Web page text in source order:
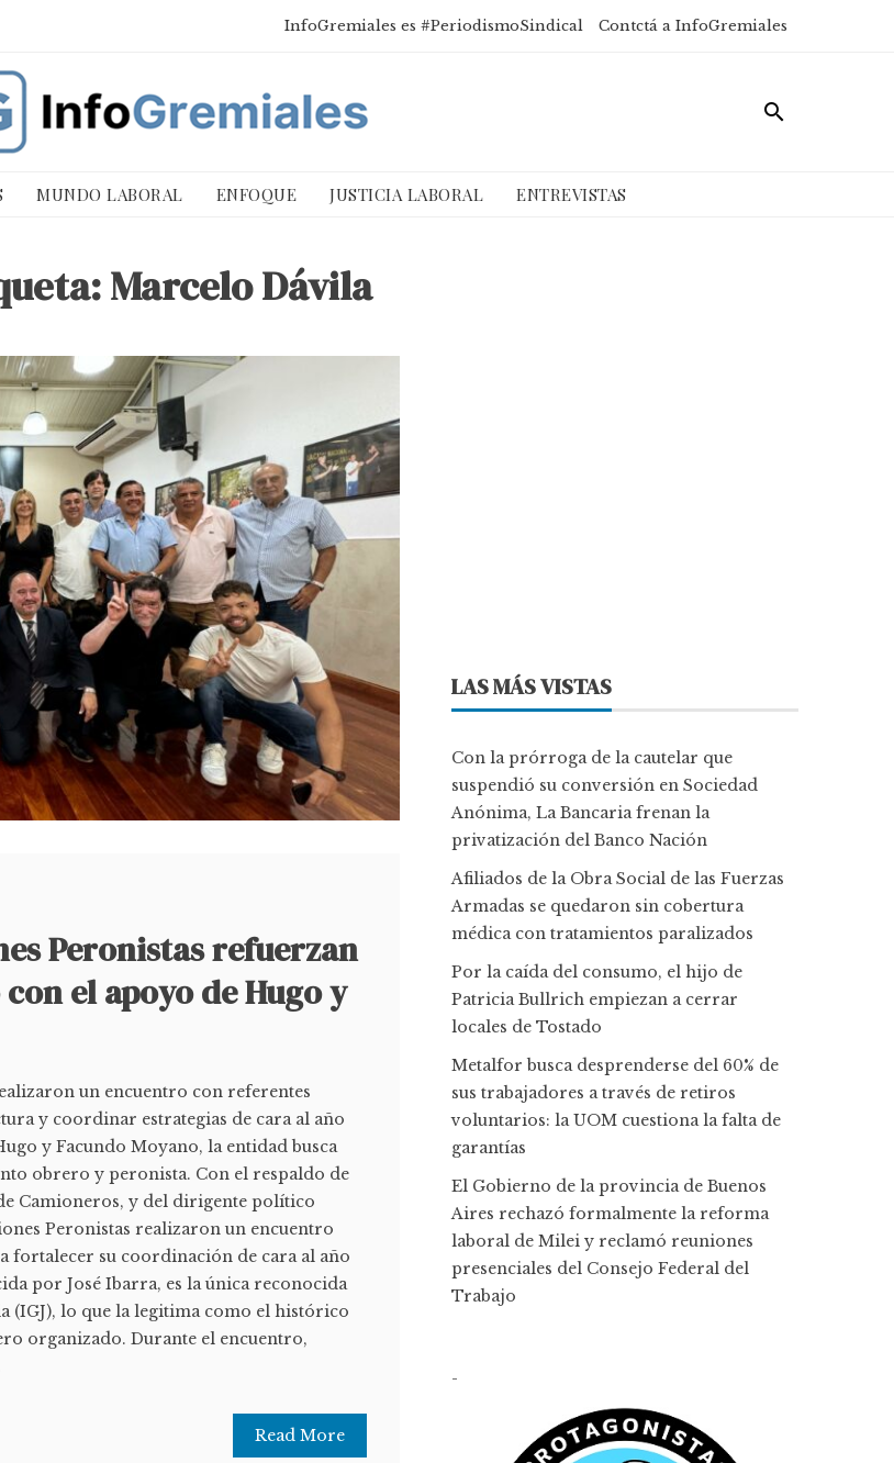
InfoGremiales es #PeriodismoSindical Contctá a InfoGremiales
MUNDO LABORAL ENFOQUE JUSTICIA LABORAL ENTREVISTAS
Marcelo Dávila
Peronistas refuerzan
el apoyo de Hugo y
un encuentro con referentes
y coordinar estrategias de cara al año
y Facundo Moyano, la entidad busca
obrero y peronista. Con el respaldo de
Camioneros, y del dirigente político
Peronistas realizaron un encuentro
fortalecer su coordinación de cara al año
por José Ibarra, es la única reconocida
(IGJ), lo que la legitima como el histórico
organizado. Durante el encuentro,
Read More
LAS MÁS VISTAS
Con la prórroga de la cautelar que
suspendió su conversión en Sociedad
Anónima, La Bancaria frenan la
privatización del Banco Nación
Afiliados de la Obra Social de las Fuerzas
Armadas se quedaron sin cobertura
médica con tratamientos paralizados
Por la caída del consumo, el hijo de
Patricia Bullrich empiezan a cerrar
locales de Tostado
Metalfor busca desprenderse del 60% de
sus trabajadores a través de retiros
voluntarios: la UOM cuestiona la falta de
garantías
El Gobierno de la provincia de Buenos
Aires rechazó formalmente la reforma
laboral de Milei y reclamó reuniones
presenciales del Consejo Federal del
Trabajo
-